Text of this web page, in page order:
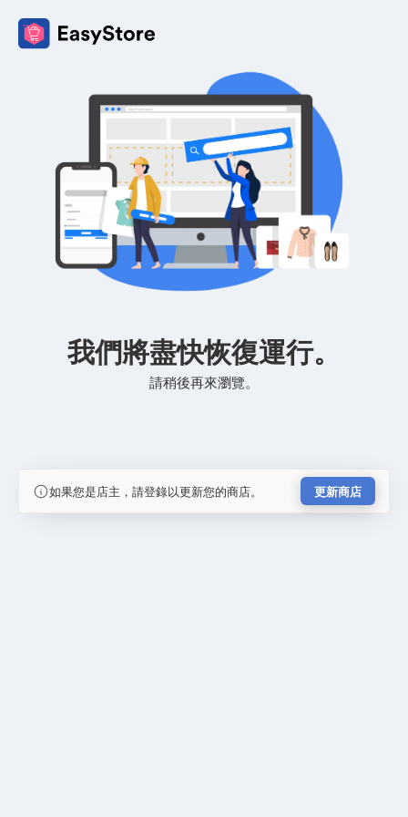
我們將盡快恢復運行。
請稍後再來瀏覽。
如果您是店主，請登錄以更新您的商店。 更新商店